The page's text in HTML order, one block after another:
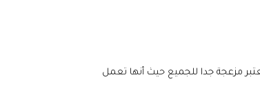
مزعجة جدا للجميع حيث أنها تعمل